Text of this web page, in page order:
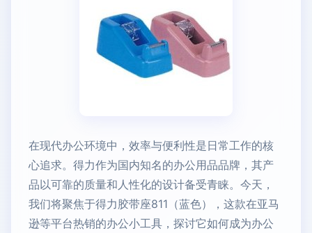
在现代办公环境中，效率与便利性是日常工作的核
心追求。得力作为国内知名的办公用品品牌，其产
品以可靠的质量和人性化的设计备受青睐。今天，
我们将聚焦于得力胶带座811（蓝色），这款在亚马
逊等平台热销的办公小工具，探讨它如何成为办公